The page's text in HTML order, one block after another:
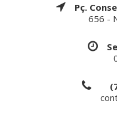
Pç.
656 -